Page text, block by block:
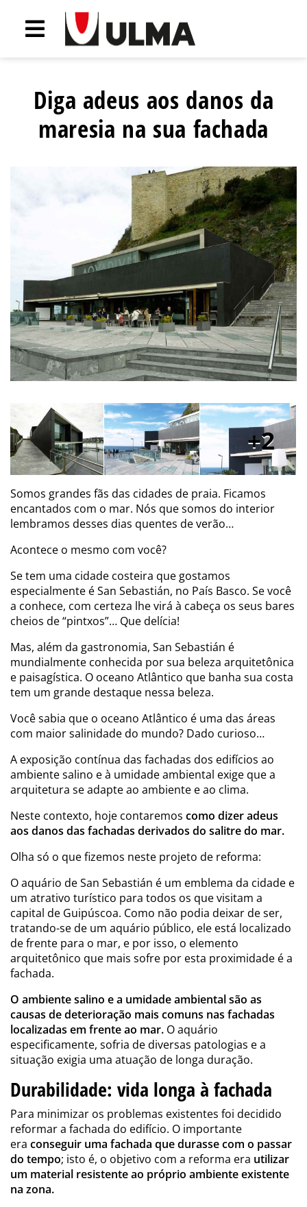
Diga adeus aos danos da
maresia na sua fachada
2
Somos grandes fãs das cidades de praia. Ficamos
encantados com o mar. Nós que somos do interior
lembramos desses dias quentes de verão…
Acontece o mesmo com você?
Se tem uma cidade costeira que gostamos
especialmente é San Sebastián, no País Basco. Se você
a conhece, com certeza lhe virá à cabeça os seus bares
cheios de “pintxos”… Que delícia!
Mas, além da gastronomia, San Sebastián é
mundialmente conhecida por sua beleza arquitetônica
e paisagística. O oceano Atlântico que banha sua costa
tem um grande destaque nessa beleza.
Você sabia que o oceano Atlântico é uma das áreas
com maior salinidade do mundo? Dado curioso…
A exposição contínua das fachadas dos edifícios ao
ambiente salino e à umidade ambiental exige que a
arquitetura se adapte ao ambiente e ao clima.
Neste contexto, hoje contaremos como dizer adeus
aos danos das fachadas derivados do salitre do mar.
Olha só o que fizemos neste projeto de reforma:
O aquário de San Sebastián é um emblema da cidade e
um atrativo turístico para todos os que visitam a
capital de Guipúscoa. Como não podia deixar de ser,
tratando-se de um aquário público, ele está localizado
de frente para o mar, e por isso, o elemento
arquitetônico que mais sofre por esta proximidade é a
fachada.
O ambiente salino e a umidade ambiental são as
causas de deterioração mais comuns nas fachadas
localizadas em frente ao mar. O aquário
especificamente, sofria de diversas patologias e a
situação exigia uma atuação de longa duração.
Durabilidade: vida longa à fachada
Para minimizar os problemas existentes foi decidido
reformar a fachada do edifício. O importante
era conseguir uma fachada que durasse com o passar
do tempo; isto é, o objetivo com a reforma era utilizar
um material resistente ao próprio ambiente existente
na zona.